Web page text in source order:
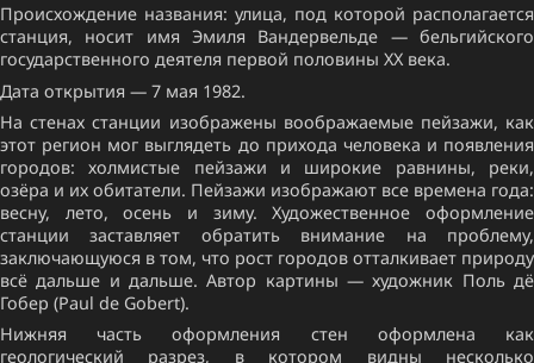
Происхождение названия: улица, под которой располагается
станция, носит имя Эмиля Вандервельде — бельгийского
государственного деятеля первой половины XX века.
Дата открытия — 7 мая 1982.
На стенах станции изображены воображаемые пейзажи, как
этот регион мог выглядеть до прихода человека и появления
городов: холмистые пейзажи и широкие равнины, реки,
озёра и их обитатели. Пейзажи изображают все времена года:
весну, лето, осень и зиму. Художественное оформление
станции заставляет обратить внимание на проблему,
заключающуюся в том, что рост городов отталкивает природу
всё дальше и дальше. Автор картины — художник Поль дё
Гобер (Paul de Gobert).
Нижняя часть оформления стен оформлена как
геологический разрез, в котором видны несколько